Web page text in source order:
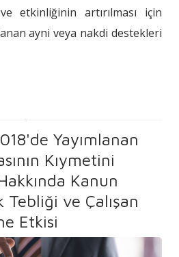
etkinliğinin artırılması için
ayni veya nakdi destekleri
Yayımlanan
Kıymetini
Kanun
Tebliği ve Çalışan
Etkisi